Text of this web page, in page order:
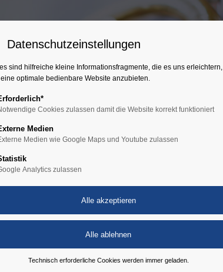
sit amet:
365days
for our customers
- 5:00pm
(GMT +1)
Cybersteel Inc.
376-293 City Road, Suite 600
+44 1234 567 890
Über uns Angebot
Datenschutzeinstellungen
sind hilfreiche kleine Informationsfragmente, die es uns erleichtern,
eine optimale bedienbare Website anzubieten.
Cookies zulassen damit die Website korrekt funktioniert
Medien
Medien wie Google Maps und Youtube zulassen
Analytics zulassen
Technisch erforderliche Cookies werden immer geladen.